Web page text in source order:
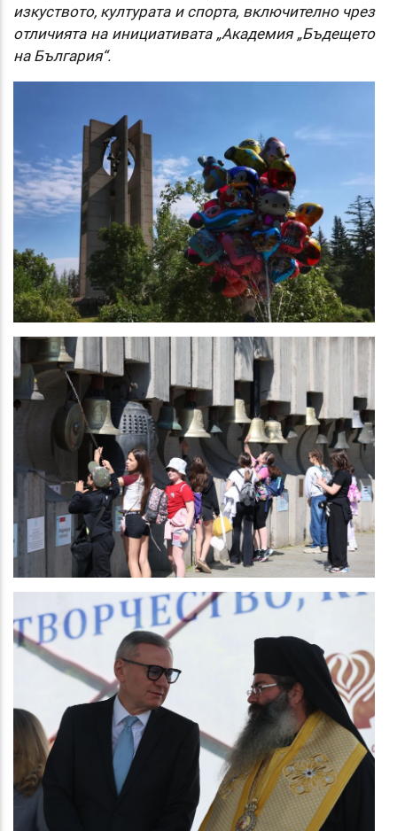
изкуството, културата и спорта, включително чрез
отличията на инициативата „Академия „Бъдещето
на България“.